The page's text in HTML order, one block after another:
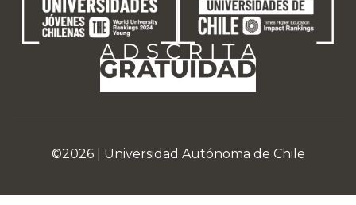
©2026 | Universidad Autónoma de Chile